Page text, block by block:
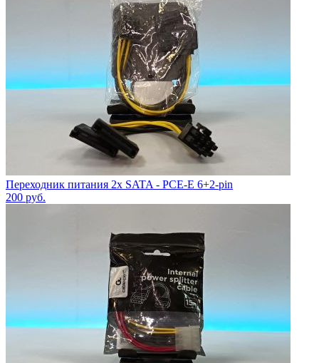
Переходник питания 2x SATA - PCE-E 6+2-pin
200 руб.